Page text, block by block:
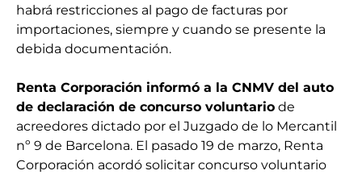
habrá restricciones al pago de facturas por
importaciones, siempre y cuando se presente la
debida documentación.
Renta Corporación informó a la CNMV del auto
de declaración de concurso voluntario de
acreedores dictado por el Juzgado de lo Mercantil
nº 9 de Barcelona. El pasado 19 de marzo, Renta
Corporación acordó solicitar concurso voluntario